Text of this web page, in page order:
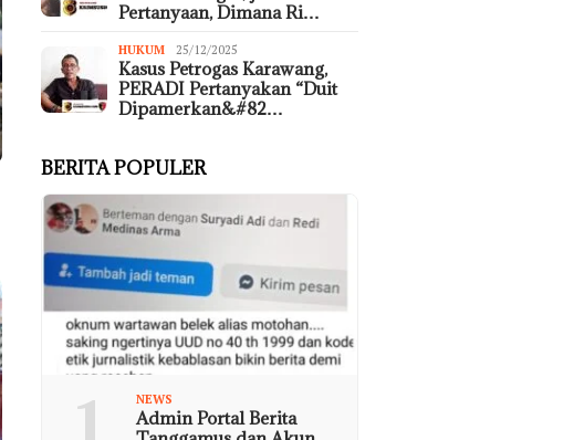
Pertanyaan, Dimana Ri…
HUKUM 25/12/2025
Kasus Petrogas Karawang,
PERADI Pertanyakan “Duit
Dipamerkan&#82…
BERITA POPULER
NEWS
Admin Portal Berita